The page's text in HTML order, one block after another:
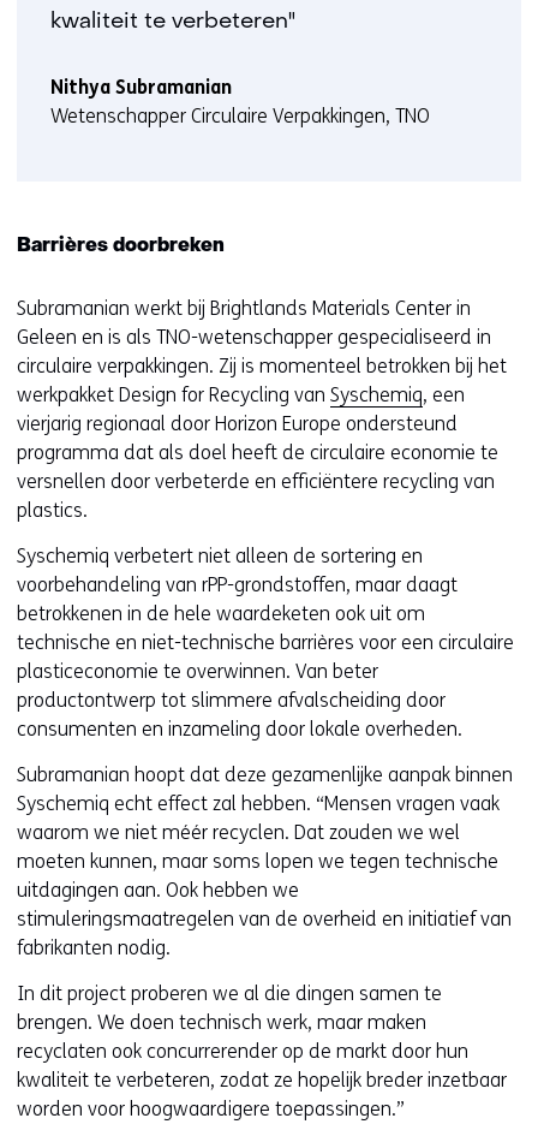
kwaliteit te verbeteren"
Nithya Subramanian
Wetenschapper Circulaire Verpakkingen, TNO
Barrières doorbreken
Subramanian werkt bij Brightlands Materials Center in
Geleen en is als TNO-wetenschapper gespecialiseerd in
circulaire verpakkingen. Zij is momenteel betrokken bij het
werkpakket Design for Recycling van Syschemiq, een
vierjarig regionaal door Horizon Europe ondersteund
programma dat als doel heeft de circulaire economie te
versnellen door verbeterde en efficiëntere recycling van
plastics.
Syschemiq verbetert niet alleen de sortering en
voorbehandeling van rPP-grondstoffen, maar daagt
betrokkenen in de hele waardeketen ook uit om
technische en niet-technische barrières voor een circulaire
plasticeconomie te overwinnen. Van beter
productontwerp tot slimmere afvalscheiding door
consumenten en inzameling door lokale overheden.
Subramanian hoopt dat deze gezamenlijke aanpak binnen
Syschemiq echt effect zal hebben. “Mensen vragen vaak
waarom we niet méér recyclen. Dat zouden we wel
moeten kunnen, maar soms lopen we tegen technische
uitdagingen aan. Ook hebben we
stimuleringsmaatregelen van de overheid en initiatief van
fabrikanten nodig.
In dit project proberen we al die dingen samen te
brengen. We doen technisch werk, maar maken
recyclaten ook concurrerender op de markt door hun
kwaliteit te verbeteren, zodat ze hopelijk breder inzetbaar
worden voor hoogwaardigere toepassingen.”